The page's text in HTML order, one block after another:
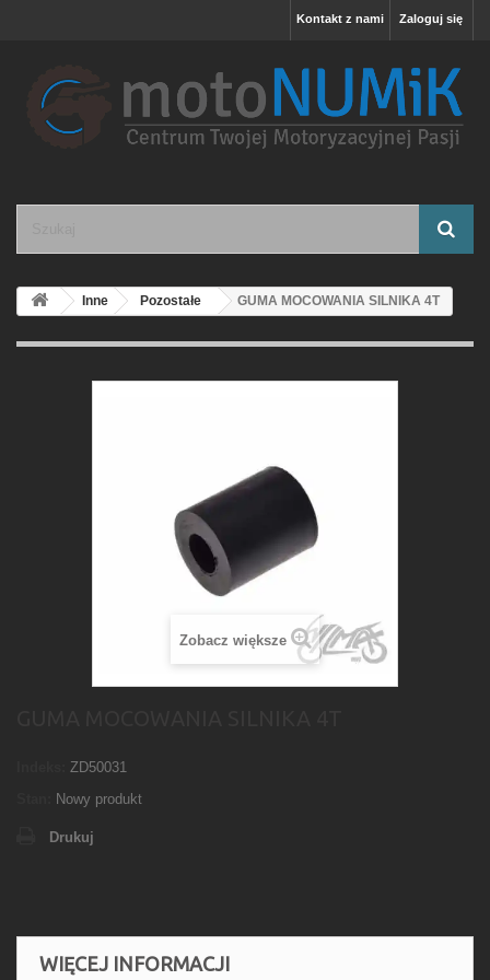
Zaloguj się
Kontakt z nami
Inne Pozostałe GUMA MOCOWANIA SILNIKA 4T
Zobacz większe
ZD50031
Nowy produkt
Drukuj
WIĘCEJ INFORMACJI